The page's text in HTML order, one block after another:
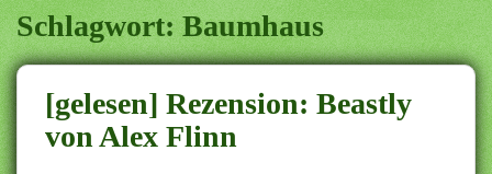
n
c
o
n
t
e
n
Schlagwort:Baumhaus
[gelesen] Rezension: Beastly
von Alex Flinn